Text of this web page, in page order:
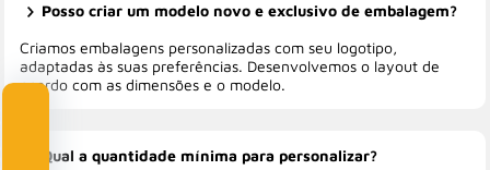
Posso criar um modelo novo e exclusivo de embalagem?
Criamos embalagens personalizadas com seu logotipo,
adaptadas às suas preferências. Desenvolvemos o layout de
acordo com as dimensões e o modelo.
Qual a quantidade mínima para personalizar?